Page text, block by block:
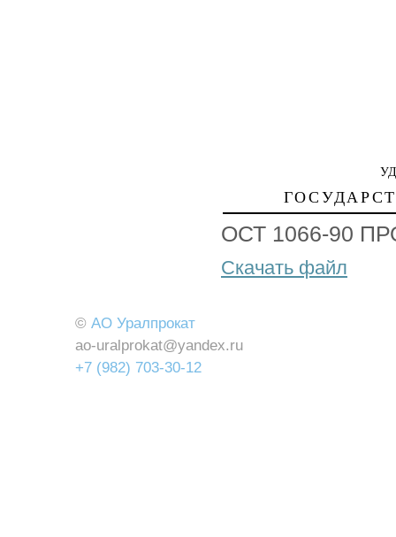
ОСТ 1066-90
Скачать файл
© АО Уралпрокат
ao-uralprokat@yandex.ru
+7 (982) 703-30-12